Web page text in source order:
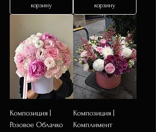
корзину
корзину
Композиция |
Розовое Облачко
Композиция |
Комплимент